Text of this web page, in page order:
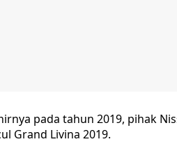
pada tahun 2019, pihak
Grand Livina 2019.